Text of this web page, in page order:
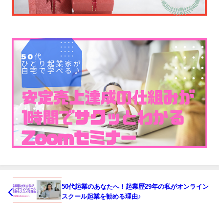
50代起業のあなたへ！起業歴29年の私がオンライン
スクール起業を勧める理由♪